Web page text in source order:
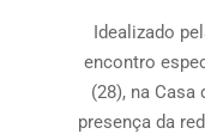
Idealizado
encontro
(28), na Casa
presença da